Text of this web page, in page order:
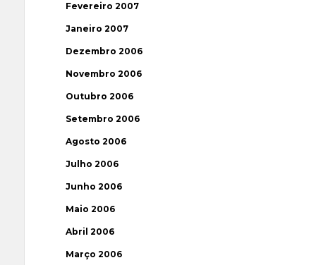
Fevereiro 2007
Janeiro 2007
Dezembro 2006
Novembro 2006
Outubro 2006
Setembro 2006
Agosto 2006
Julho 2006
Junho 2006
Maio 2006
Abril 2006
Março 2006